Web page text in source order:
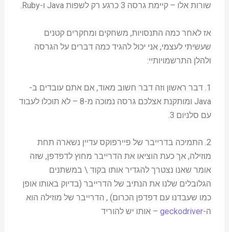
שורות אלו – קיימת גרסה 3 כרגע רק לשפות Java ו-Ruby.
אז לאחר כמה התנסויות, משחקים ומחקרים קטנים
שעשיתי לעצמי, אני יכול להגיד כמה דברים על הגרסה
ולהלן התרשמויותיי:
1. דבר ראשון וזה דבר חשוב מאוד, אם אתם עובדים ב-
Java ומותקנת אצלכם גרסה נמוכה מ-8 – לא תוכלו לעבוד
עם סלניום 3.
2. התמיכה בדרייבר של פיירפוקס עדיין נשארה תחת
מוזילה, אך כעת הוציאו את הדרייבר מחוץ לדפדפן, שזה
אומר שאנו נצטרך להגדיר אותו בקוד \ במשתנים
הגלובלים שלנו את הנתיב של הדרייבר (בדיוק באותו אופן
כמו שעבדנו עם דפדפן הכרום) , הדרייבר של מוזילה הוא
ה-geckodriver – אותו יש להוריד